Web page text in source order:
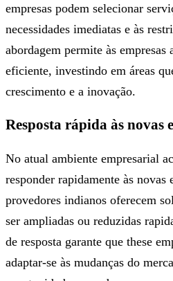
empresas podem selecionar
necessidades imediatas e às
abordagem permite às empresas
eficiente, investindo em áreas
crescimento e a inovação.
Resposta rápida às novas
No atual ambiente empresarial
responder rapidamente às
provedores indianos oferecem
ser ampliadas ou reduzidas
de resposta garante que these
adaptar-se às mudanças do